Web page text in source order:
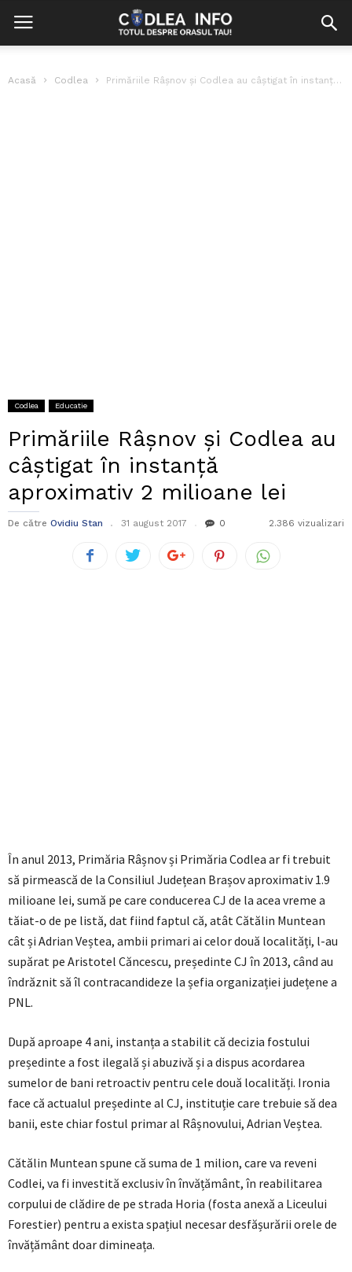
Acasă Codlea Primăriile Râșnov și Codlea au câștigat în instanță aproximativ 2 milioane lei
Codlea Educatie
Primăriile Râșnov și Codlea au
câștigat în instanță
aproximativ 2 milioane lei
De către Ovidiu Stan 31 august 2017 0 2.386 vizualizari
În anul 2013, Primăria Râșnov și Primăria Codlea ar fi trebuit
să pirmească de la Consiliul Județean Brașov aproximativ 1.9
milioane lei, sumă pe care conducerea CJ de la acea vreme a
tăiat-o de pe listă, dat fiind faptul că, atât Cătălin Muntean
cât și Adrian Veștea, ambii primari ai celor două localități, l-au
supărat pe Aristotel Căncescu, președinte CJ în 2013, când au
îndrăznit să îl contracandideze la șefia organizației județene a
PNL.
După aproape 4 ani, instanța a stabilit că decizia fostului
președinte a fost ilegală și abuzivă și a dispus acordarea
sumelor de bani retroactiv pentru cele două localități. Ironia
face că actualul președinte al CJ, instituție care trebuie să dea
banii, este chiar fostul primar al Râșnovului, Adrian Veștea.
Cătălin Muntean spune că suma de 1 milion, care va reveni
Codlei, va fi investită exclusiv în învățământ, în reabilitarea
corpului de clădire de pe strada Horia (fosta anexă a Liceului
Forestier) pentru a exista spațiul necesar desfășurării orele de
învățământ doar dimineața.